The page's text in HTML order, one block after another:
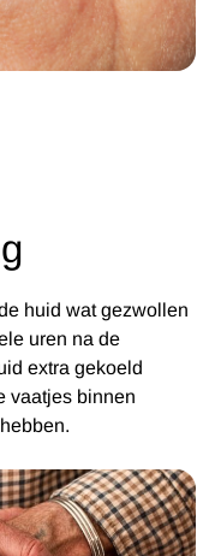
huid wat gezwollen
uren na de
extra gekoeld
vaatjes binnen